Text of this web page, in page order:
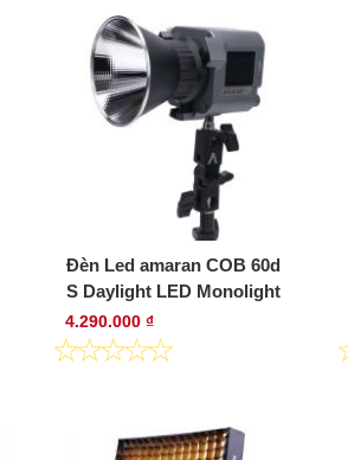
Đèn Led amaran COB 60d
S Daylight LED Monolight
4.290.000 ₫